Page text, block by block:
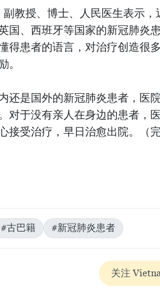
教授、博士、人民医生表示，
国、西班牙等国家的新冠肺炎
得患者的语言，对治疗创造很
。
还是国外的新冠肺炎患者，医
对于没有亲人在身边的患者，
接受治疗，早日治愈出院。（完
#古巴籍 #新冠肺炎患者
关注